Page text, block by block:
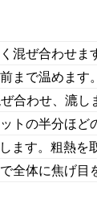
混ぜ合わせま
まで温めます。
合わせ、漉し
トの半分ほど
す。粗熱を
全体に焦げ目